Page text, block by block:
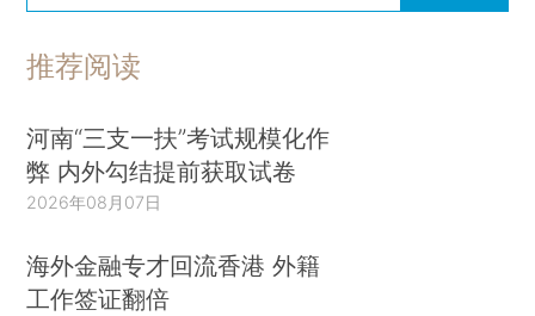
推荐阅读
河南“三支一扶”考试规模化作
弊 内外勾结提前获取试卷
2026年08月07日
海外金融专才回流香港 外籍
工作签证翻倍